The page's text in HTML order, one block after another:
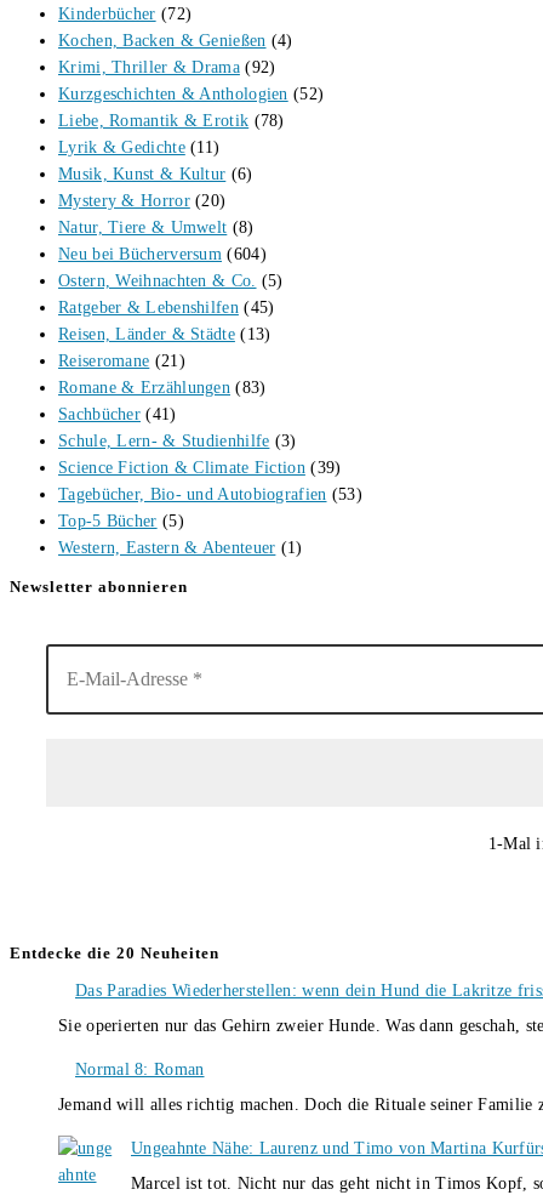
Kinderbücher (72)
Kochen, Backen & Genießen (4)
Krimi, Thriller & Drama (92)
Kurzgeschichten & Anthologien (52)
Liebe, Romantik & Erotik (78)
Lyrik & Gedichte (11)
Musik, Kunst & Kultur (6)
Mystery & Horror (20)
Natur, Tiere & Umwelt (8)
Neu bei Bücherversum (604)
Ostern, Weihnachten & Co. (5)
Ratgeber & Lebenshilfen (45)
Reisen, Länder & Städte (13)
Reiseromane (21)
Romane & Erzählungen (83)
Sachbücher (41)
Schule, Lern- & Studienhilfe (3)
Science Fiction & Climate Fiction (39)
Tagebücher, Bio- und Autobiografien (53)
Top-5 Bücher (5)
Western, Eastern & Abenteuer (1)
Newsletter abonnieren
1-Mal
Entdecke die 20 Neuheiten
Das Paradies Wiederherstellen: wenn dein Hund die Lakritze
Sie operierten nur das Gehirn zweier Hunde. Was dann
Normal 8: Roman
Jemand will alles richtig machen. Doch die Rituale seiner
Ungeahnte Nähe: Laurenz und Timo von Martina
Marcel ist tot. Nicht nur das geht nicht in Timos Kopf,